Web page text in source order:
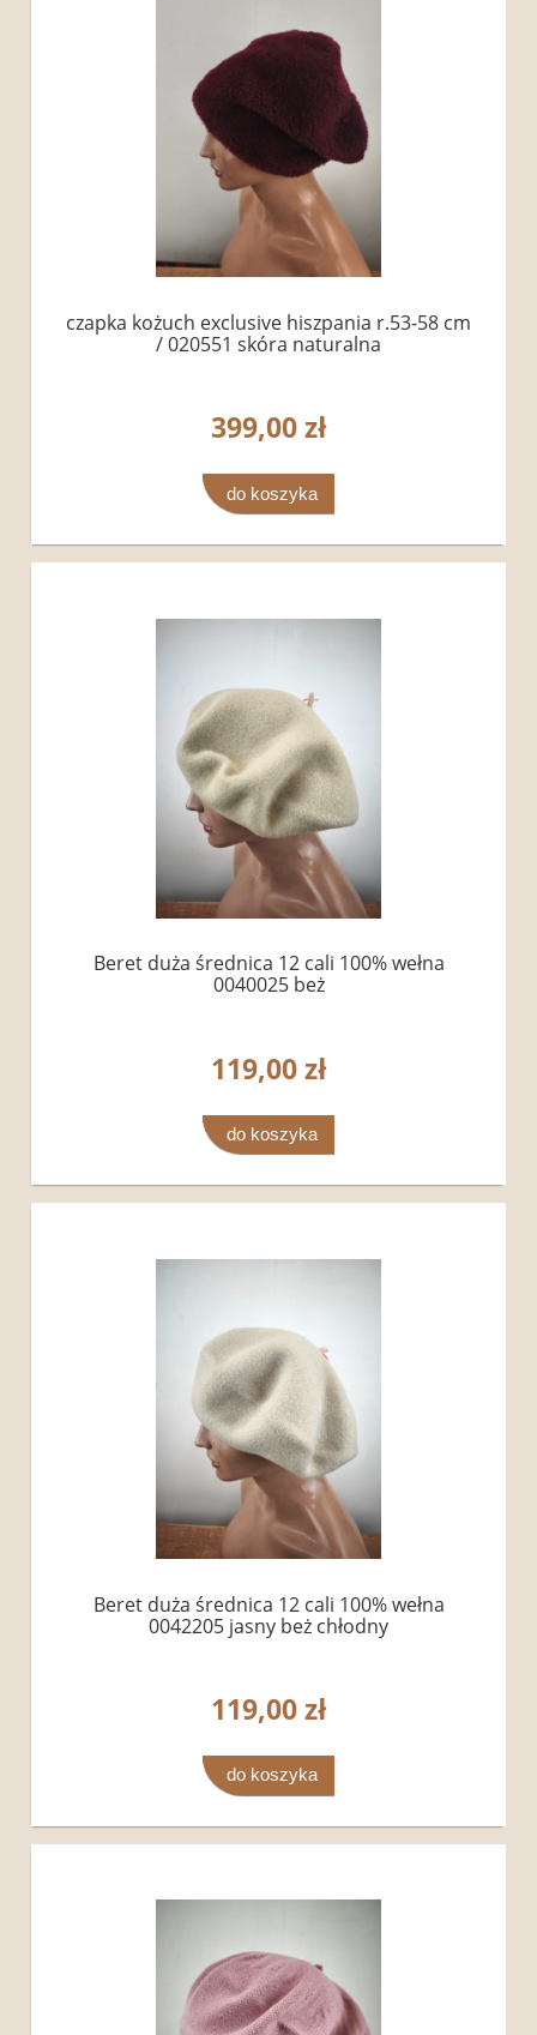
czapka kożuch exclusive hiszpania r.53-58 cm
/ 020551 skóra naturalna
399,00 zł
do koszyka
Beret duża średnica 12 cali 100% wełna
0040025 beż
119,00 zł
do koszyka
Beret duża średnica 12 cali 100% wełna
0042205 jasny beż chłodny
119,00 zł
do koszyka